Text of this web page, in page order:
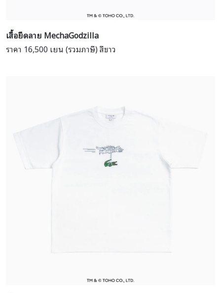
เสื้อยืดลาย MechaGodzilla
ราคา 16,500 เยน (รวมภาษี) สีขาว